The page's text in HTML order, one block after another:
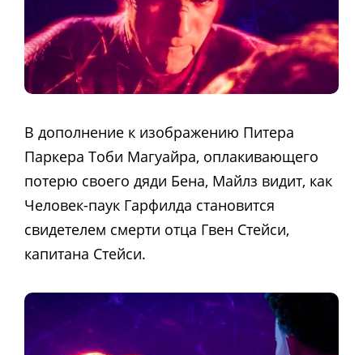
В дополнение к изображению Питера
Паркера Тоби Магуайра, оплакивающего
потерю своего дяди Бена, Майлз видит, как
Человек-паук Гарфилда становится
свидетелем смерти отца Гвен Стейси,
капитана Стейси.